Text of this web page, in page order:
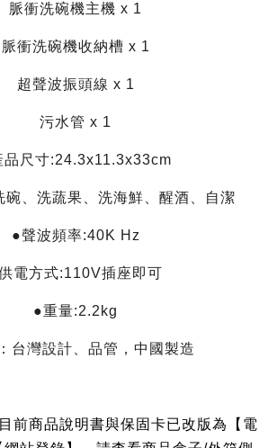
脈衝洗碗機主機 x 1
脈衝洗碗機收納槽 x 1
超聲波振頭線 x 1
污水管 x 1
品尺寸:24.3x11.3x33cm
碗、洗蔬果、洗海鮮、醒酒、自潔
●聲波頻率:40K Hz
電方式:110V插座即可
●重量:2.2kg
台灣設計、品管，中國製造
前商品說明書與保固卡已改版為【電